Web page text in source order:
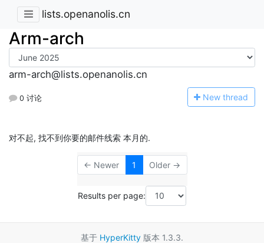
lists.openanolis.cn
Arm-arch
arm-arch@lists.openanolis.cn
0 讨论 New thread
对不起, 找不到你要的邮件线索 本月的.
← Newer 1 Older →
Results per page:
基于 HyperKitty 版本 1.3.3.